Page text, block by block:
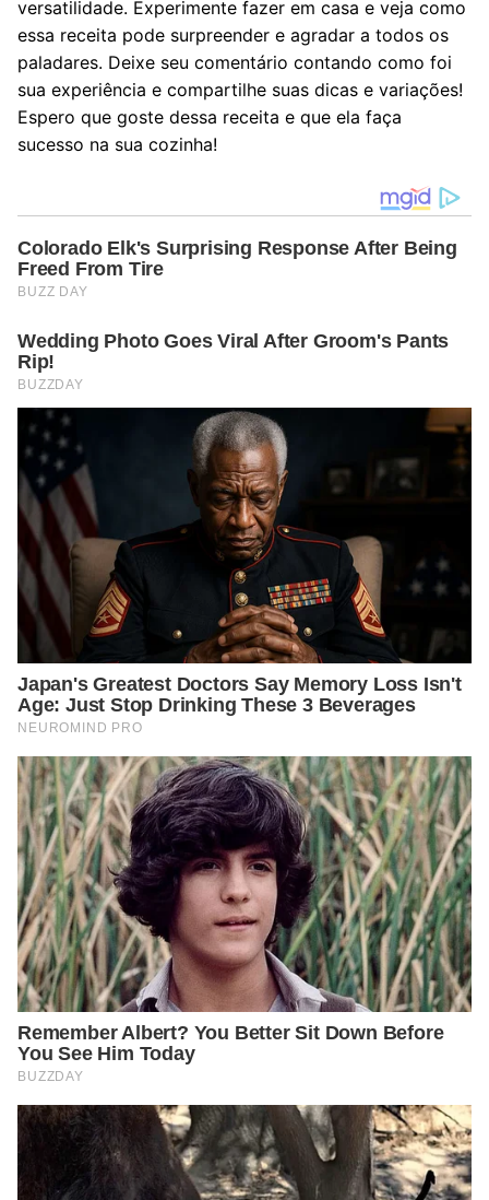
versatilidade. Experimente fazer em casa e veja como
essa receita pode surpreender e agradar a todos os
paladares. Deixe seu comentário contando como foi
sua experiência e compartilhe suas dicas e variações!
Espero que goste dessa receita e que ela faça
sucesso na sua cozinha!